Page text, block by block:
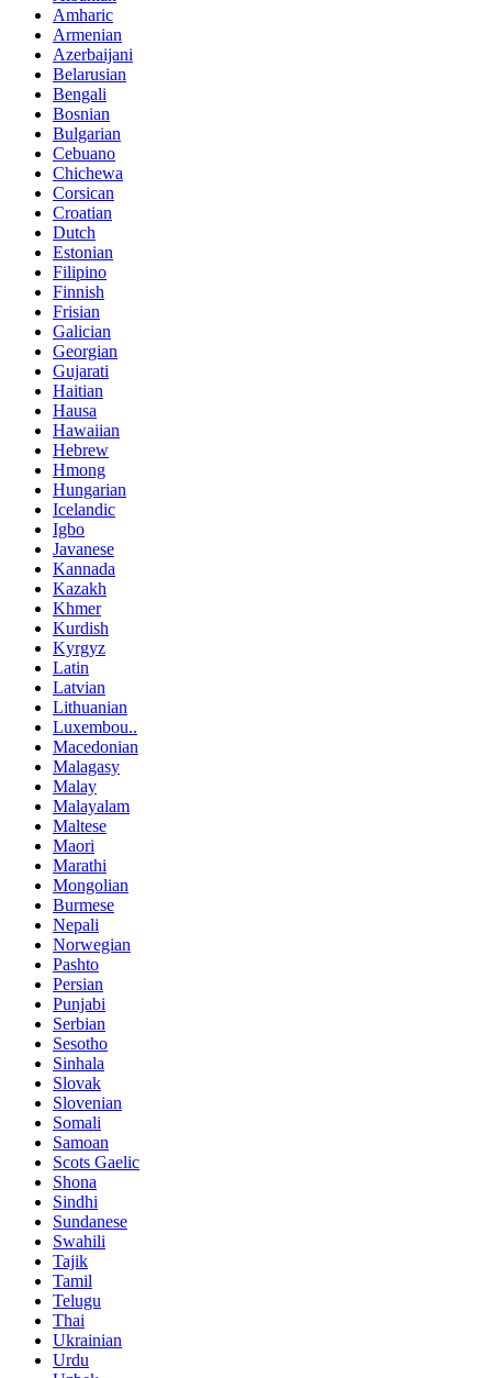
Amharic
Armenian
Azerbaijani
Belarusian
Bengali
Bosnian
Bulgarian
Cebuano
Chichewa
Corsican
Croatian
Dutch
Estonian
Filipino
Finnish
Frisian
Galician
Georgian
Gujarati
Haitian
Hausa
Hawaiian
Hebrew
Hmong
Hungarian
Icelandic
Igbo
Javanese
Kannada
Kazakh
Khmer
Kurdish
Kyrgyz
Latin
Latvian
Lithuanian
Luxembou..
Macedonian
Malagasy
Malay
Malayalam
Maltese
Maori
Marathi
Mongolian
Burmese
Nepali
Norwegian
Pashto
Persian
Punjabi
Serbian
Sesotho
Sinhala
Slovak
Slovenian
Somali
Samoan
Scots Gaelic
Shona
Sindhi
Sundanese
Swahili
Tajik
Tamil
Telugu
Thai
Ukrainian
Urdu